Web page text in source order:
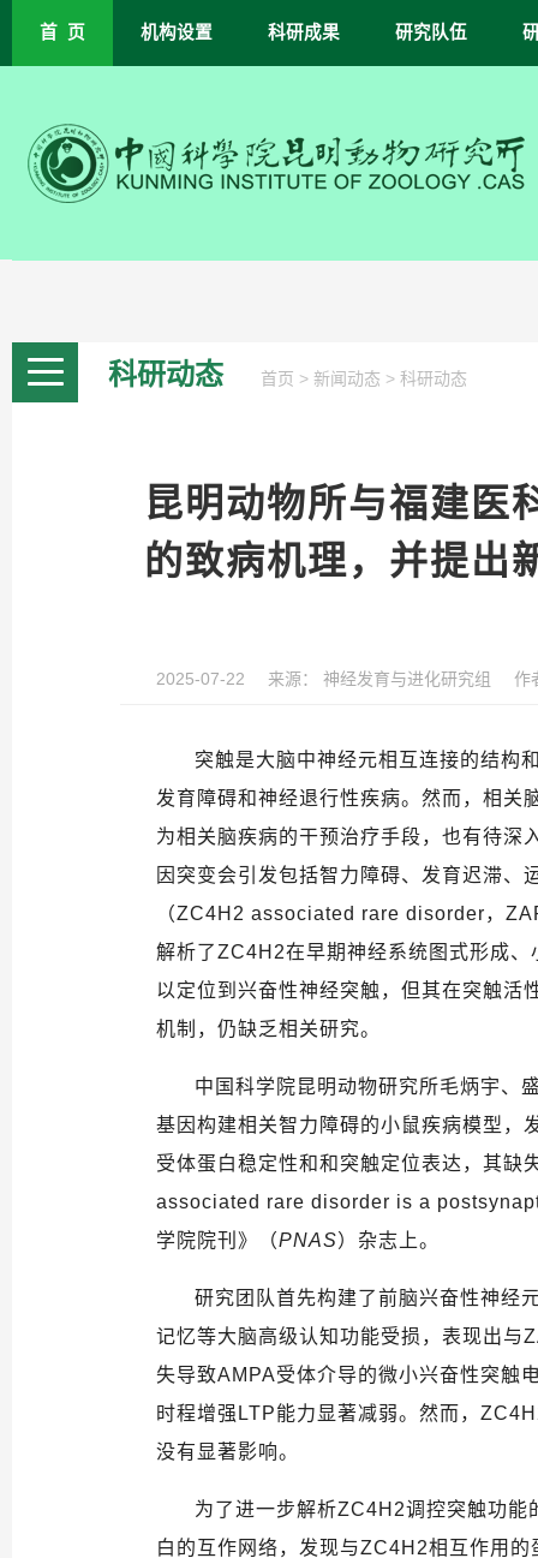
首 页 机构设置 科研成果 研究队伍
科研动态 首页 > 新闻动态 > 科研动态
昆明动物所与福建医
的致病机理，并提出
2025-07-22 来源： 神经发育与进化研究组 作
突触是大脑中神经元相互连接的结构
发育障碍和神经退行性疾病。然而，相关
为相关脑疾病的干预治疗手段，也有待深
因突变会引发包括智力障碍、发育迟滞、
（ZC4H2 associated rare disorder，
解析了ZC4H2在早期神经系统图式形成
以定位到兴奋性神经突触，但其在突触活
机制，仍缺乏相关研究。
中国科学院昆明动物研究所毛炳宇、
基因构建相关智力障碍的小鼠疾病模型，
受体蛋白稳定性和和突触定位表达，其缺
associated rare disorder is a
学院院刊》（PNAS）杂志上。
研究团队首先构建了前脑兴奋性神经
记忆等大脑高级认知功能受损，表现出与
失导致AMPA受体介导的微小兴奋性突触
时程增强 LTP能力显著减弱。然而，
没有显著影响。
为了进一步解析ZC4H2调控突触功能
白的互作网络，发现与ZC4H2相互作用的